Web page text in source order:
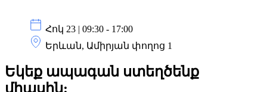
Հոկ 23 | 09:30 - 17:00
Երևան, Ամիրյան փողոց 1
Եկեք ապագան ստեղծենք
միասին: